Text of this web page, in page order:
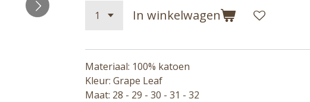
In winkelwagen
Materiaal: 100% katoen
Kleur: Grape Leaf
Maat: 28 - 29 - 30 - 31 - 32